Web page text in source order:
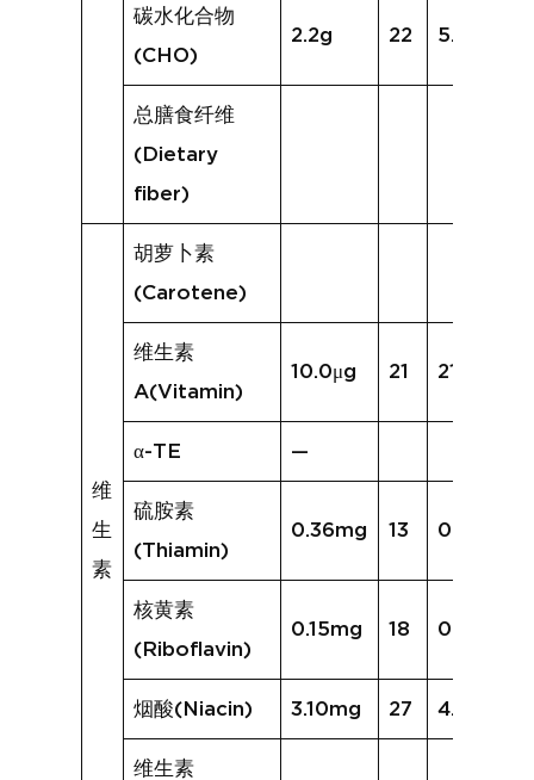
碳水化合物
(CHO)
2.2g 22 5.2g
总膳食纤维
(Dietary
fiber)
维
生
素
胡萝卜素
(Carotene)
维生素
A(Vitamin)
10.0μg 21 218.5μg
α-TE —
硫胺素
(Thiamin)
0.36mg 13 0.27mg
核黄素
(Riboflavin)
0.15mg 18 0.21mg
烟酸(Niacin) 3.10mg 27 4.47mg
维生素